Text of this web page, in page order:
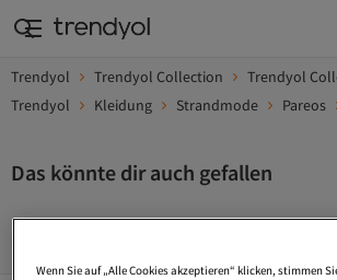
Trendyol Trendyol Collection Trendyol
Trendyol
Kleidung Strandmode Pareos
Das könnte dir auch gefallen
Wenn Sie auf „Alle Cookies akzeptieren“ klicken, stimmen